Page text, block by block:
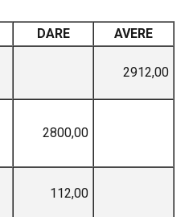
DARE
AVERE
2912,00
2800,00
112,00